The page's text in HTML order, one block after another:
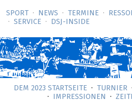
SPORT NEWS TERMINE
SERVICE
DSJ-­INSIDE
DEM 2023 STARTSEITE TURNIER
IMPRESSIONEN